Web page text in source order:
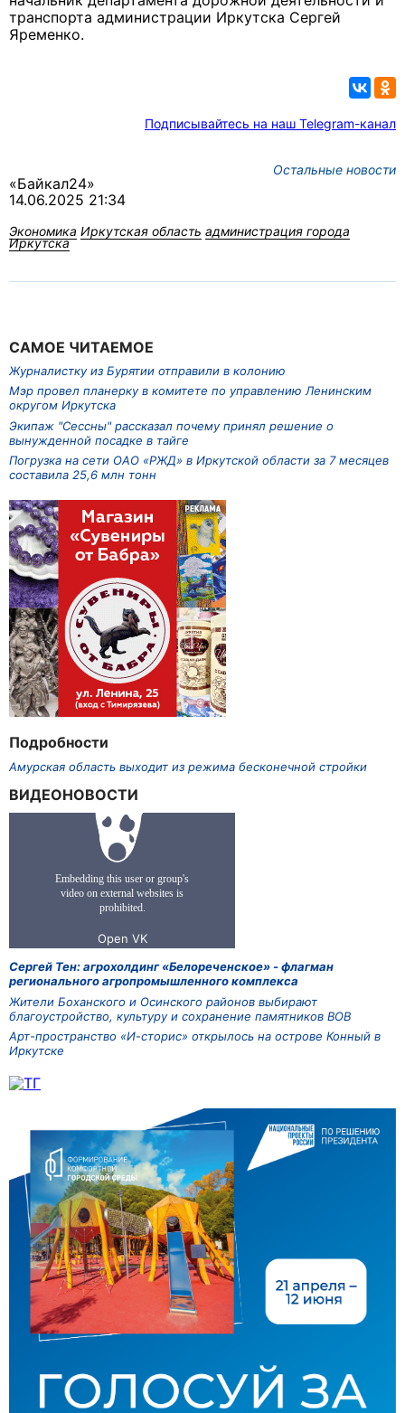
транспорта администрации Иркутска Сергей
Яременко.
Подписывайтесь на наш Telegram-канал
Остальные новости
«Байкал24»
14.06.2025 21:34
Экономика Иркутская область администрация города
Иркутска
САМОЕ ЧИТАЕМОЕ
Журналистку из Бурятии отправили в колонию
Мэр провел планерку в комитете по управлению Ленинским
округом Иркутска
Экипаж "Сессны" рассказал почему принял решение о
вынужденной посадке в тайге
Погрузка на сети ОАО «РЖД» в Иркутской области за 7 месяцев
составила 25,6 млн тонн
Подробности
Амурская область выходит из режима бесконечной стройки
ВИДЕОНОВОСТИ
Сергей Тен: агрохолдинг «Белореченское» - флагман
регионального агропромышленного комплекса
Жители Боханского и Осинского районов выбирают
благоустройство, культуру и сохранение памятников ВОВ
Арт-пространство «И-сторис» открылось на острове Конный в
Иркутске